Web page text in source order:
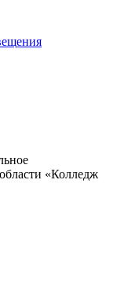
«Колледж